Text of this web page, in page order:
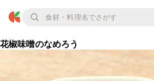
花椒味噌のなめろう